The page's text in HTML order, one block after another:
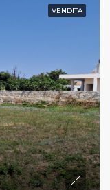
VENDITA